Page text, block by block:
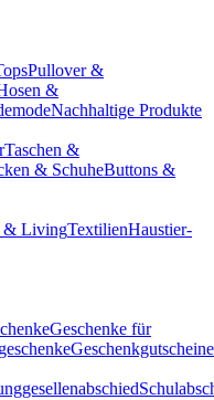
Pullover &
&
Nachhaltige Produkte
Taschen &
& SchuheButtons &
& LivingTextilienHaustier-
Geschenke für
Geschenkgutscheine